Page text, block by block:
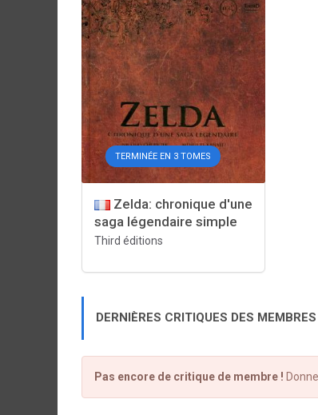
TERMINÉE EN 3 TOMES
Zelda: chronique d'une
saga légendaire simple
Third éditions
DERNIÈRES CRITIQUES DES MEMBRES
Pas encore de critique de membre !